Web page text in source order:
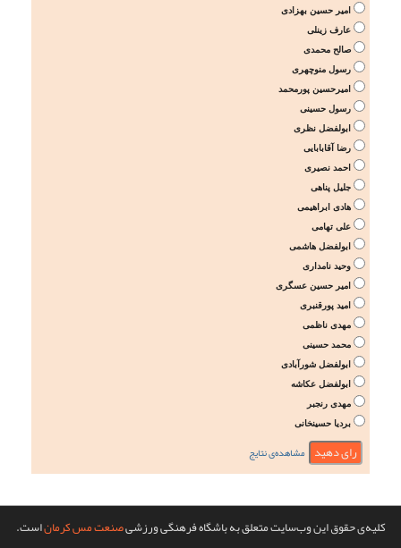
امیر حسین بهزادی
عارف زینلی
صالح محمدی
رسول منوچهری
امیرحسین پورمحمد
رسول حسینی
ابولفضل نظری
رضا آقابابایی
احمد نصیری
جلیل پناهی
هادی ابراهیمی
علی تهامی
ابولفضل هاشمی
وحید نامداری
امیر حسین عسگری
امید پورقنبری
مهدی ناظمی
محمد حسینی
ابولفضل شورآبادی
ابولفضل عکاشه
مهدی رنجبر
بردیا حسینخانی
مشاهده‌ی نتایج
کلیه‌ی حقوق این وب‌سایت متعلق به باشگاه فرهنگی ورزشیصنعت مس کرماناست.